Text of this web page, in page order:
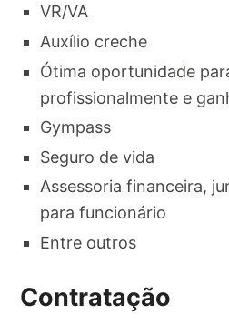
VR/VA
Auxílio creche
Ótima oportunidade
profissionalmente e
Gympass
Seguro de vida
Assessoria financeira,
para funcionário
Entre outros
Contratação